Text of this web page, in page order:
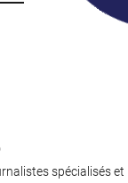
spécialisés